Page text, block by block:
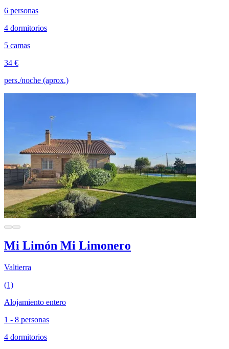
6 personas
4 dormitorios
5 camas
34 €
pers./noche (aprox.)
Mi Limón Mi Limonero
Valtierra
(1)
Alojamiento entero
1 - 8 personas
4 dormitorios